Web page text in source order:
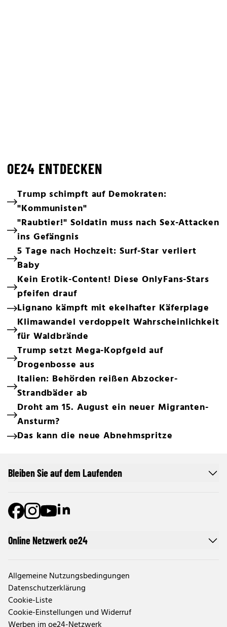
OE24 ENTDECKEN
Trump schimpft auf Demokraten:
"Kommunisten"
"Raubtier!" Soldatin muss nach Sex-Attacken
ins Gefängnis
5 Tage nach Hochzeit: Surf-Star verliert
Baby
Kein Erotik-Content! Diese OnlyFans-Stars
pfeifen drauf
Lignano kämpft mit ekelhafter Käferplage
Klimawandel verdoppelt Wahrscheinlichkeit
für Waldbrände
Trump setzt Mega-Kopfgeld auf
Drogenbosse aus
Italien: Behörden reißen Abzocker-
Strandbäder ab
Droht am 15. August ein neuer Migranten-
Ansturm?
Das kann die neue Abnehmspritze
Online Netzwerk oe24
Allgemeine Nutzungsbedingungen
Datenschutzerklärung
Cookie-Liste
Cookie-Einstellungen und Widerruf
Bleiben Sie auf dem Laufenden